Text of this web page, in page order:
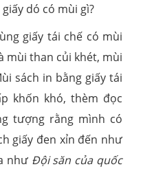
dó có mùi gì?
giấy tái chế có mùi
mùi than củi khét, mùi
sách in bằng giấy tái
khốn khó, thèm đọc
tượng rằng mình có
giấy đen xỉn đến như
như Đội săn của quốc